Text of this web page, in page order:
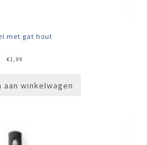
met gat hout
€1,99
aan winkelwagen